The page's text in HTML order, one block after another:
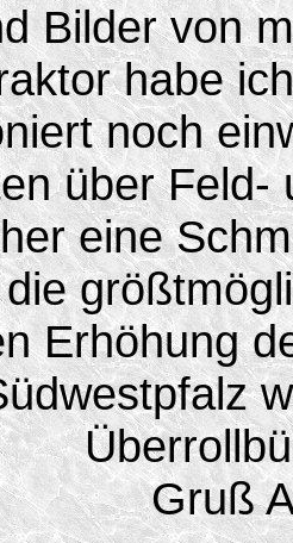
Bilder von
habe
noch
über Feld-
eine
Erhöhung
Gruß